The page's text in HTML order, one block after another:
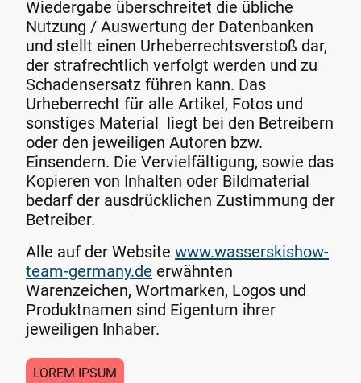
Wiedergabe überschreitet die übliche
Nutzung / Auswertung der Datenbanken
und stellt einen Urheberrechtsverstoß dar,
der strafrechtlich verfolgt werden und zu
Schadensersatz führen kann. Das
Urheberrecht für alle Artikel, Fotos und
sonstiges Material liegt bei den Betreibern
oder den jeweiligen Autoren bzw.
Einsendern. Die Vervielfältigung, sowie das
Kopieren von Inhalten oder Bildmaterial
bedarf der ausdrücklichen Zustimmung der
Betreiber.
Alle auf der Website www.wasserskishow-
team-germany.de erwähnten
Warenzeichen, Wortmarken, Logos und
Produktnamen sind Eigentum ihrer
jeweiligen Inhaber.
LOREM IPSUM